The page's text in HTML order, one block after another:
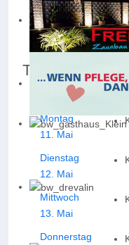
Termine für die
11.
Montag
11. Mai
Dienstag
12. Mai
Mittwoch
13. Mai
Donnerstag